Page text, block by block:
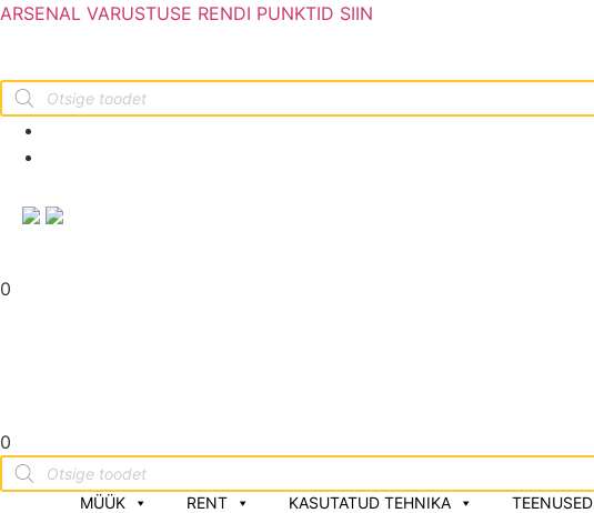
ARSENAL VARUSTUSE RENDI PUNKTID SIIN
Products
search
0
0
Products
search
MÜÜK RENT KASUTATUD TEHNIKA TEENUSED